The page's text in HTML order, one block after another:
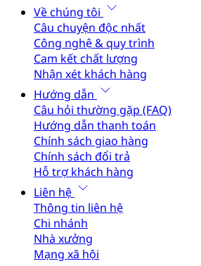
Về chúng tôi
Câu chuyện độc nhất
Công nghệ & quy trình
Cam kết chất lượng
Nhận xét khách hàng
Hướng dẫn
Câu hỏi thường gặp (FAQ)
Hướng dẫn thanh toán
Chính sách giao hàng
Chính sách đổi trả
Hỗ trợ khách hàng
Liên hệ
Thông tin liên hệ
Chi nhánh
Nhà xưởng
Mạng xã hội